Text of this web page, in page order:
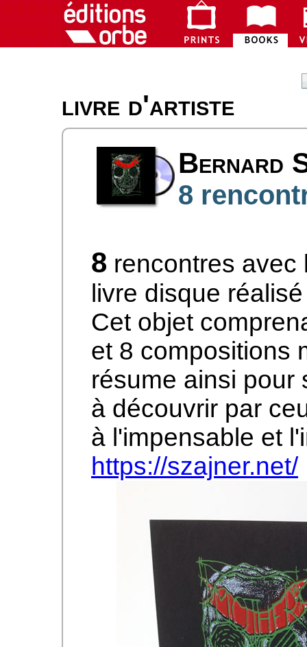
livre d'artiste
Bernard
8
8 rencontres avec
livre disque
Cet objet
et 8 compositions
résume ainsi pour
à découvrir par
à l'impensable et
https://szajner.net/